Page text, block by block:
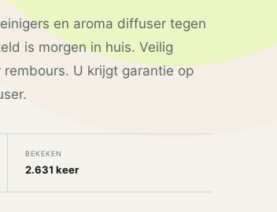
en aroma diffuser tegen
is morgen in huis. Veilig
U krijgt garantie op
BEKEKEN
2.631 keer